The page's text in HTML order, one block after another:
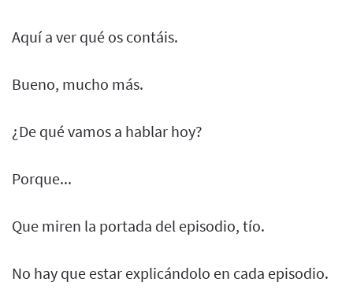
Aquí a ver qué os contáis.
Bueno, mucho más.
¿De qué vamos a hablar hoy?
Porque...
Que miren la portada del episodio, tío.
No hay que estar explicándolo en cada episodio.